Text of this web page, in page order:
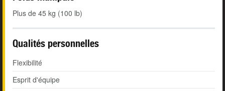
Plus de 45 kg (100 lb)
Qualités personnelles
Flexibilité
Esprit d'équipe